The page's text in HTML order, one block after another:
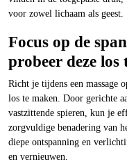
voor zowel lichaam als geest.
Focus op de
probeer deze los
Richt je tijdens een massage
los te maken. Door gerichte
vastzittende spieren, kun je
zorgvuldige benadering van
diepe ontspanning en
en vernieuwen.